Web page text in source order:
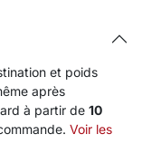
et poids
après
à partir de 10
Voir les